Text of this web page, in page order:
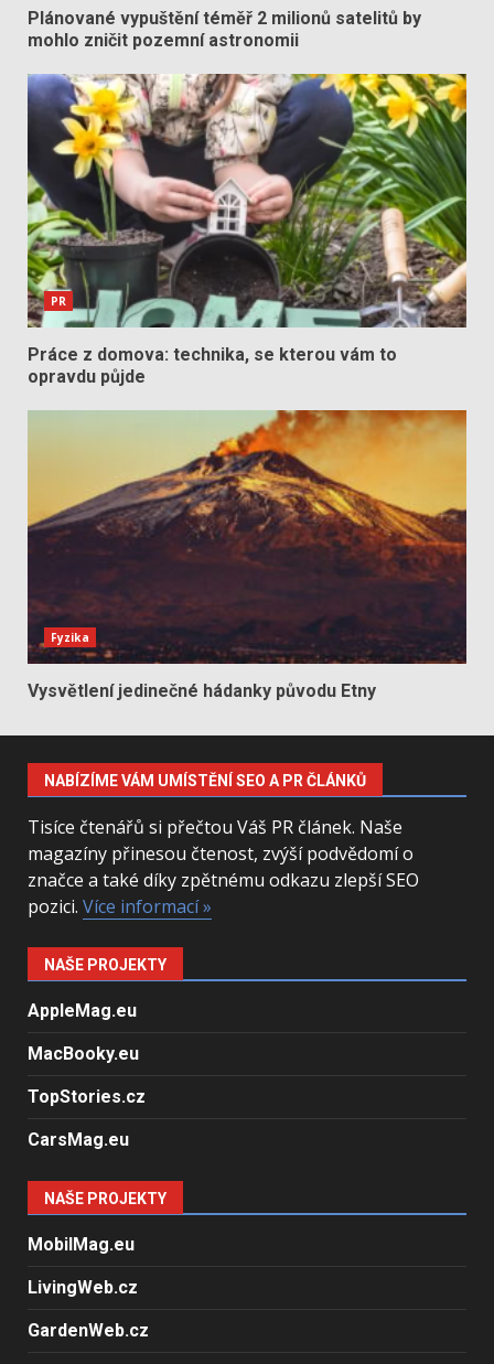
Plánované vypuštění téměř 2 milionů satelitů by
mohlo zničit pozemní astronomii
PR
Práce z domova: technika, se kterou vám to
opravdu půjde
Fyzika
Vysvětlení jedinečné hádanky původu Etny
NABÍZÍME VÁM UMÍSTĚNÍ SEO A PR ČLÁNKŮ
Tisíce čtenářů si přečtou Váš PR článek. Naše
magazíny přinesou čtenost, zvýší podvědomí o
značce a také díky zpětnému odkazu zlepší SEO
pozici. Více informací »
NAŠE PROJEKTY
AppleMag.eu
MacBooky.eu
TopStories.cz
CarsMag.eu
NAŠE PROJEKTY
MobilMag.eu
LivingWeb.cz
GardenWeb.cz